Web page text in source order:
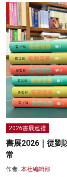
2026書展巡禮
書展2026｜從劉
常
作者: 本社編輯部